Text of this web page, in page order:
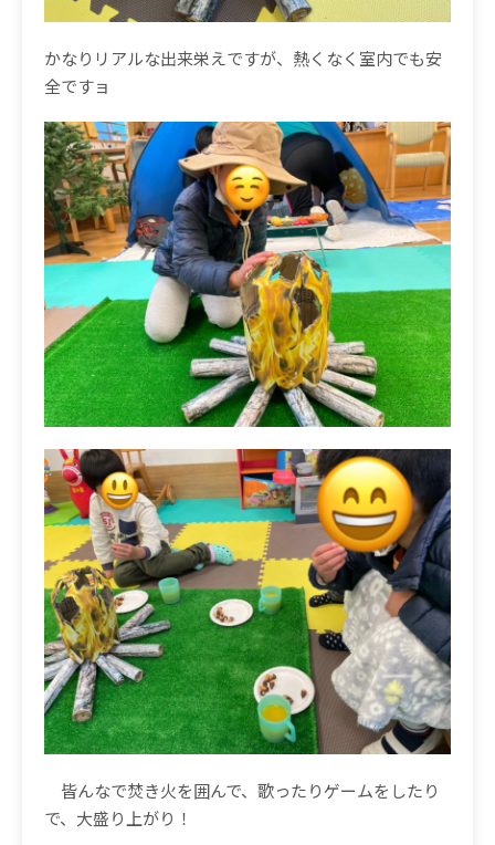
かなりリアルな出来栄えですが、熱くなく室内でも安
全ですョ
皆んなで焚き火を囲んで、歌ったりゲームをしたり
で、大盛り上がり！